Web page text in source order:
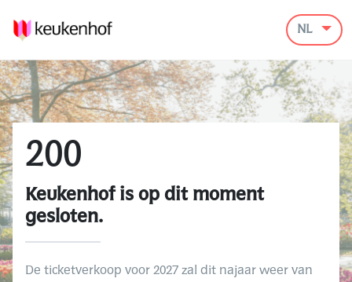
NL
200
Keukenhof is op dit moment
gesloten.
De ticketverkoop voor 2027 zal dit najaar weer van